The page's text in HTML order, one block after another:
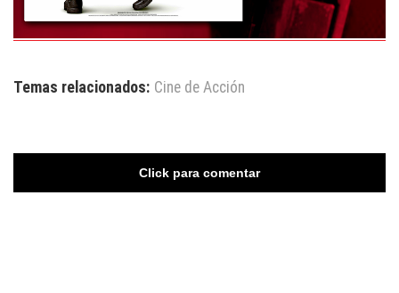
Temas relacionados: Cine de Acción
Click para comentar